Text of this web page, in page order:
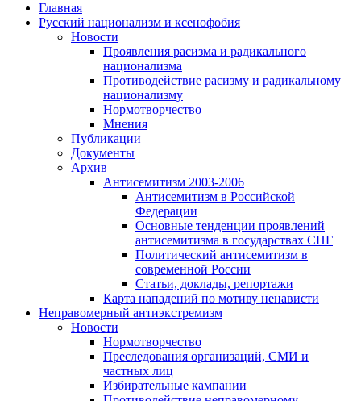
Главная
Русский национализм и ксенофобия
Новости
Проявления расизма и радикального
национализма
Противодействие расизму и радикальному
национализму
Нормотворчество
Мнения
Публикации
Документы
Архив
Антисемитизм 2003-2006
Антисемитизм в Российской
Федерации
Основные тенденции проявлений
антисемитизма в государствах СНГ
Политический антисемитизм в
современной России
Статьи, доклады, репортажи
Карта нападений по мотиву ненависти
Неправомерный антиэкстремизм
Новости
Нормотворчество
Преследования организаций, СМИ и
частных лиц
Избирательные кампании